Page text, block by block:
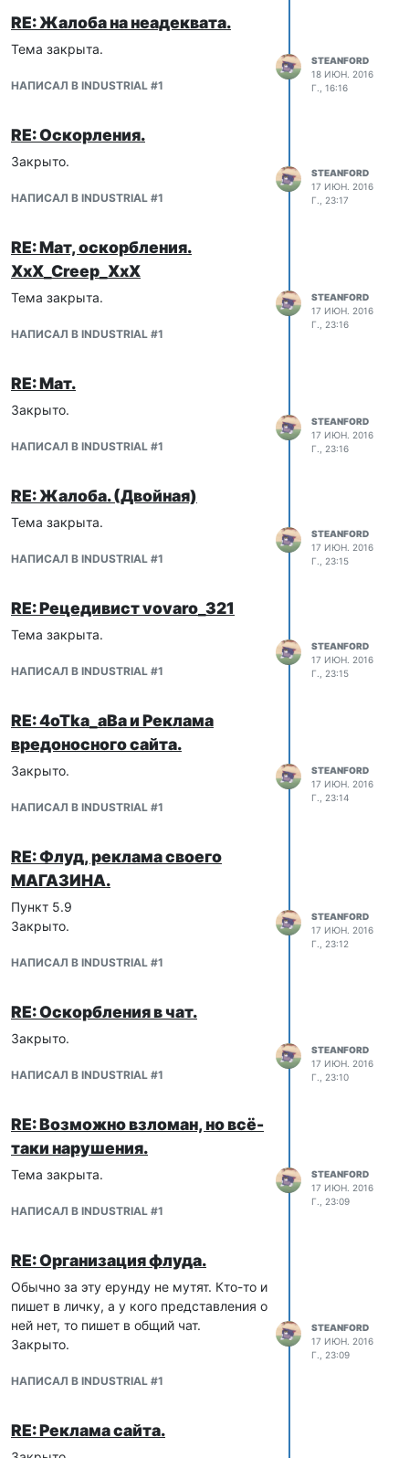
RE: Жалоба на неадеквата.
Тема закрыта.
НАПИСАЛ В INDUSTRIAL #1
STEANFORD
18 ИЮН. 2016
Г., 16:16
RE: Оскорления.
Закрыто.
НАПИСАЛ В INDUSTRIAL #1
STEANFORD
17 ИЮН. 2016
Г., 23:17
RE: Мат, оскорбления.
XxX_Creep_XxX
Тема закрыта.
НАПИСАЛ В INDUSTRIAL #1
STEANFORD
17 ИЮН. 2016
Г., 23:16
RE: Мат.
Закрыто.
НАПИСАЛ В INDUSTRIAL #1
STEANFORD
17 ИЮН. 2016
Г., 23:16
RE: Жалоба. (Двойная)
Тема закрыта.
НАПИСАЛ В INDUSTRIAL #1
STEANFORD
17 ИЮН. 2016
Г., 23:15
RE: Рецедивист vovaro_321
Тема закрыта.
НАПИСАЛ В INDUSTRIAL #1
STEANFORD
17 ИЮН. 2016
Г., 23:15
RE: 4oTka_aBa и Реклама
вредоносного сайта.
Закрыто.
НАПИСАЛ В INDUSTRIAL #1
STEANFORD
17 ИЮН. 2016
Г., 23:14
RE: Флуд, реклама своего
МАГАЗИНА.
Пункт 5.9
Закрыто.
НАПИСАЛ В INDUSTRIAL #1
STEANFORD
17 ИЮН. 2016
Г., 23:12
RE: Оскорбления в чат.
Закрыто.
НАПИСАЛ В INDUSTRIAL #1
STEANFORD
17 ИЮН. 2016
Г., 23:10
RE: Возможно взломан, но всё-
таки нарушения.
Тема закрыта.
НАПИСАЛ В INDUSTRIAL #1
STEANFORD
17 ИЮН. 2016
Г., 23:09
RE: Организация флуда.
Обычно за эту ерунду не мутят. Кто-то и
пишет в личку, а у кого представления о
ней нет, то пишет в общий чат.
Закрыто.
НАПИСАЛ В INDUSTRIAL #1
STEANFORD
17 ИЮН. 2016
Г., 23:09
RE: Реклама сайта.